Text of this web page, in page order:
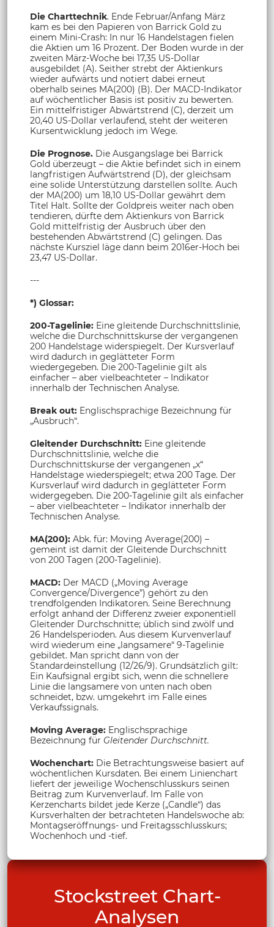
Die Charttechnik. Ende Februar/Anfang März
kam es bei den Papieren von Barrick Gold zu
einem Mini-Crash: In nur 16 Handelstagen fielen
die Aktien um 16 Prozent. Der Boden wurde in der
zweiten März-Woche bei 17,35 US-Dollar
ausgebildet (A). Seither strebt der Aktienkurs
wieder aufwärts und notiert dabei erneut
oberhalb seines MA(200) (B). Der MACD-Indikator
auf wöchentlicher Basis ist positiv zu bewerten.
Ein mittelfristiger Abwärtstrend (C), derzeit um
20,40 US-Dollar verlaufend, steht der weiteren
Kursentwicklung jedoch im Wege.
Die Prognose. Die Ausgangslage bei Barrick
Gold überzeugt – die Aktie befindet sich in einem
langfristigen Aufwärtstrend (D), der gleichsam
eine solide Unterstützung darstellen sollte. Auch
der MA(200) um 18,10 US-Dollar gewährt dem
Titel Halt. Sollte der Goldpreis weiter nach oben
tendieren, dürfte dem Aktienkurs von Barrick
Gold mittelfristig der Ausbruch über den
bestehenden Abwärtstrend (C) gelingen. Das
nächste Kursziel läge dann beim 2016er-Hoch bei
23,47 US-Dollar.
---
*) Glossar:
200-Tagelinie: Eine gleitende Durchschnittslinie,
welche die Durchschnittskurse der vergangenen
200 Handelstage widerspiegelt. Der Kursverlauf
wird dadurch in geglätteter Form
wiedergegeben. Die 200-Tagelinie gilt als
einfacher – aber vielbeachteter – Indikator
innerhalb der Technischen Analyse.
Break out: Englischsprachige Bezeichnung für
„Ausbruch“.
Gleitender Durchschnitt: Eine gleitende
Durchschnittslinie, welche die
Durchschnittskurse der vergangenen „x“
Handelstage wiederspiegelt; etwa 200 Tage. Der
Kursverlauf wird dadurch in geglätteter Form
widergegeben. Die 200-Tagelinie gilt als einfacher
– aber vielbeachteter – Indikator innerhalb der
Technischen Analyse.
MA(200): Abk. für: Moving Average(200) –
gemeint ist damit der Gleitende Durchschnitt
von 200 Tagen (200-Tagelinie).
MACD: Der MACD („Moving Average
Convergence/Divergence”) gehört zu den
trendfolgenden Indikatoren. Seine Berechnung
erfolgt anhand der Differenz zweier exponentiell
Gleitender Durchschnitte; üblich sind zwölf und
26 Handelsperioden. Aus diesem Kurvenverlauf
wird wiederum eine „langsamere“ 9-Tagelinie
gebildet. Man spricht dann von der
Standardeinstellung (12/26/9). Grundsätzlich gilt:
Ein Kaufsignal ergibt sich, wenn die schnellere
Linie die langsamere von unten nach oben
schneidet, bzw. umgekehrt im Falle eines
Verkaufssignals.
Moving Average: Englischsprachige
Bezeichnung für Gleitender Durchschnitt.
Wochenchart: Die Betrachtungsweise basiert auf
wöchentlichen Kursdaten. Bei einem Linienchart
liefert der jeweilige Wochenschlusskurs seinen
Beitrag zum Kurvenverlauf. Im Falle von
Kerzencharts bildet jede Kerze („Candle“) das
Kursverhalten der betrachteten Handelswoche ab:
Montagseröffnungs- und Freitagsschlusskurs;
Wochenhoch und -tief.
Stockstreet Chart-
Analysen